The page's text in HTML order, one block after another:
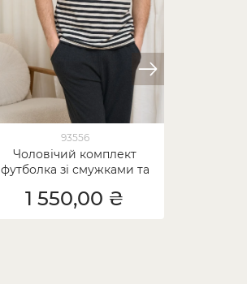
93556
Чоловічий комплект
футболка зі смужками та
1 550,00 ₴